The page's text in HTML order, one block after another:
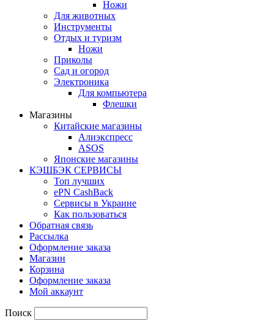
Ножи
Для животных
Инструменты
Отдых и туризм
Ножи
Приколы
Сад и огород
Электроника
Для компьютера
Флешки
Магазины
Китайские магазины
Алиэкспресс
ASOS
Японские магазины
КЭШБЭК СЕРВИСЫ
Топ лучших
ePN CashBack
Сервисы в Украине
Как пользоваться
Обратная связь
Рассылка
Оформление заказа
Магазин
Корзина
Оформление заказа
Мой аккаунт
Поиск